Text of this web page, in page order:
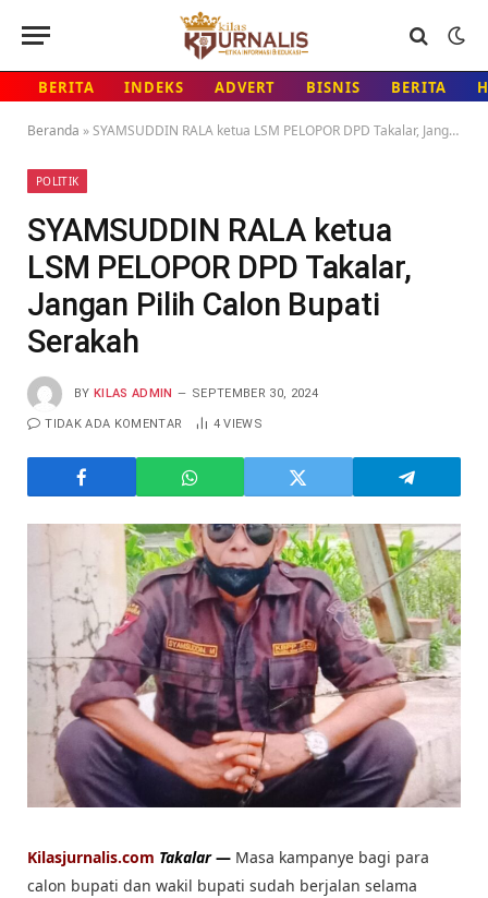
BERITA INDEKS ADVERT BISNIS BERITA
Beranda »SYAMSUDDIN RALA ketua LSM PELOPOR DPD Takalar, Jangan Pilih Calon Bupati Serakah
POLITIK
SYAMSUDDIN RALA ketua
LSM PELOPOR DPD Takalar,
Jangan Pilih Calon Bupati
Serakah
BY KILAS ADMIN SEPTEMBER 30, 2024
TIDAK ADA KOMENTAR 4VIEWS
Kilasjurnalis.com Takalar— Masa kampanye bagi para
calon bupati dan wakil bupati sudah berjalan selama